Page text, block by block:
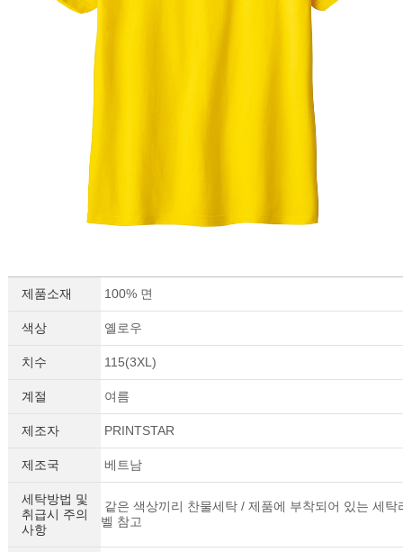
제품소재 100% 면
색상 옐로우
치수 115(3XL)
계절 여름
제조자 PRINTSTAR
제조국 베트남
세탁방법 및
취급시 주의
사항
같은 색상끼리 찬물세탁 / 제품에 부착되어 있는 세탁
벨 참고